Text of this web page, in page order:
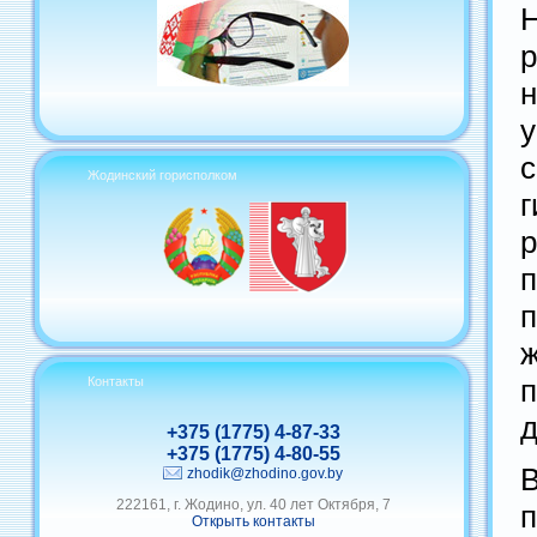
Жодинский горисполком
Контакты
+375 (1775) 4-87-33
+375 (1775) 4-80-55
zhodik@zhodino.gov.by
222161, г. Жодино, ул. 40 лет Октября, 7
Открыть контакты